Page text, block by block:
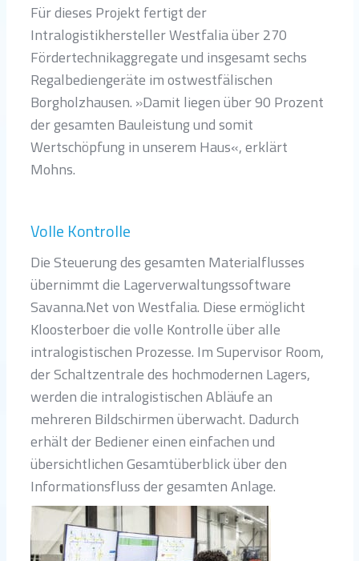
Für dieses Projekt fertigt der
Intralogistikhersteller Westfalia über 270
Fördertechnikaggregate und insgesamt sechs
Regalbediengeräte im ostwestfälischen
Borgholzhausen. »Damit liegen über 90 Prozent
der gesamten Bauleistung und somit
Wertschöpfung in unserem Haus«, erklärt
Mohns.
Volle Kontrolle
Die Steuerung des gesamten Materialflusses
übernimmt die Lagerverwaltungssoftware
Savanna.Net von Westfalia. Diese ermöglicht
Kloosterboer die volle Kontrolle über alle
intralogistischen Prozesse. Im Supervisor Room,
der Schaltzentrale des hochmodernen Lagers,
werden die intralogistischen Abläufe an
mehreren Bildschirmen überwacht. Dadurch
erhält der Bediener einen einfachen und
übersichtlichen Gesamtüberblick über den
Informationsfluss der gesamten Anlage.